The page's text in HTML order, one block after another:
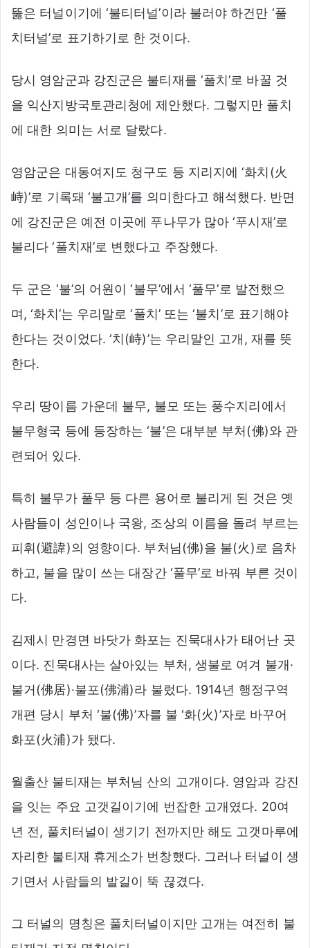
뚫은 터널이기에 ‘불티터널’이라 불러야 하건만 ‘풀
치터널’로 표기하기로 한 것이다.
당시 영암군과 강진군은 불티재를 ‘풀치’로 바꿀 것
을 익산지방국토관리청에 제안했다. 그렇지만 풀치
에 대한 의미는 서로 달랐다.
영암군은 대동여지도 청구도 등 지리지에 ‘화치(火
峙)’로 기록돼 ‘불고개’를 의미한다고 해석했다. 반면
에 강진군은 예전 이곳에 푸나무가 많아 ‘푸시재’로
불리다 ‘풀치재’로 변했다고 주장했다.
두 군은 ‘불’의 어원이 ‘불무’에서 ‘풀무’로 발전했으
며, ‘화치’는 우리말로 ‘풀치’ 또는 ‘불치’로 표기해야
한다는 것이었다. ‘치(峙)’는 우리말인 고개, 재를 뜻
한다.
우리 땅이름 가운데 불무, 불모 또는 풍수지리에서
불무형국 등에 등장하는 ‘불’은 대부분 부처(佛)와 관
련되어 있다.
특히 불무가 풀무 등 다른 용어로 불리게 된 것은 옛
사람들이 성인이나 국왕, 조상의 이름을 돌려 부르는
피휘(避諱)의 영향이다. 부처님(佛)을 불(火)로 음차
하고, 불을 많이 쓰는 대장간 ‘풀무’로 바꿔 부른 것이
다.
김제시 만경면 바닷가 화포는 진묵대사가 태어난 곳
이다. 진묵대사는 살아있는 부처, 생불로 여겨 불개·
불거(佛居)·불포(佛浦)라 불렀다. 1914년 행정구역
개편 당시 부처 ‘불(佛)’자를 불 ‘화(火)’자로 바꾸어
화포(火浦)가 됐다.
월출산 불티재는 부처님 산의 고개이다. 영암과 강진
을 잇는 주요 고갯길이기에 번잡한 고개였다. 20여
년 전, 풀치터널이 생기기 전까지만 해도 고갯마루에
자리한 불티재 휴게소가 번창했다. 그러나 터널이 생
기면서 사람들의 발길이 뚝 끊겼다.
그 터널의 명칭은 풀치터널이지만 고개는 여전히 불